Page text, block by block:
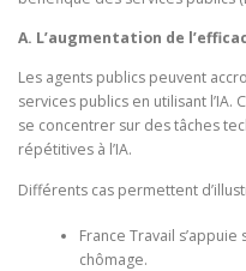
A. L’augmentation de
Les agents publics peuvent
services publics en utilisant
se concentrer sur des tâches
répétitives à l’IA.
Différents cas permettent
France Travail
chômage.